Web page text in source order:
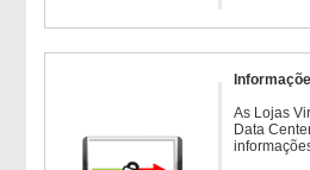
As Lojas
Data